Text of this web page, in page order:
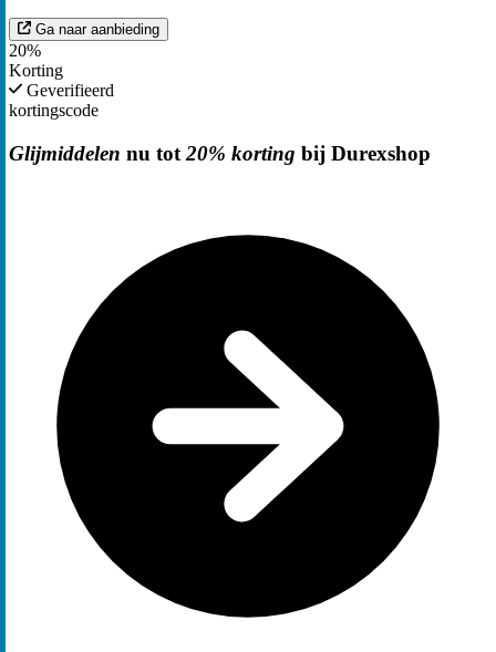
Ga naar aanbieding
20%
Korting
Geverifieerd
kortingscode
Glijmiddelen nu tot 20% korting bij Durexshop